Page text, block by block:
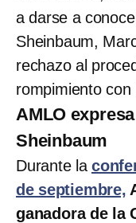
a darse a
Sheinbaum,
rechazo al
rompimiento con
AMLO
Sheinbaum
Durante la
de septiembre,
ganadora de la